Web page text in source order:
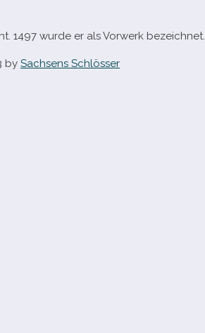
1497 wurde er als Vorwerk bezeichnet.
by Sachsens Schlösser